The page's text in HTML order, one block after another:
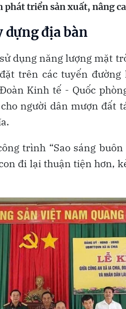
triển sản xuất, nâng
dựng địa bàn
dụng năng lượng mặt
trên các tuyến đường
Kinh tế - Quốc
người dân mượn đất
trình “Sao sáng
đi lại thuận tiện hơn,